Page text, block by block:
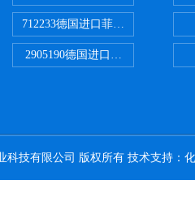
712233德国进口菲尼克斯断路器
2905190德国进口菲尼克斯继电器
科技有限公司 版权所有 技术支持：